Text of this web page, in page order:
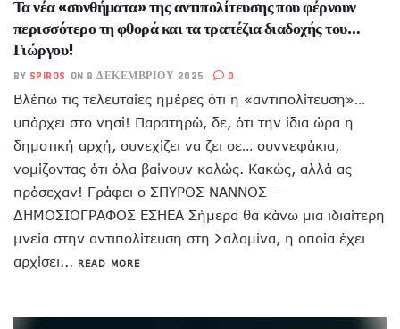
Τα νέα «συνθήματα» της αντιπολίτευσης που φέρνουν
περισσότερο τη φθορά και τα τραπέζια διαδοχής του…
Γιώργου!
BY SPIROS ON 8 ΔΕΚΕΜΒΡΊΟΥ 2025 0
Βλέπω τις τελευταίες ημέρες ότι η «αντιπολίτευση»…
υπάρχει στο νησί! Παρατηρώ, δε, ότι την ίδια ώρα η
δημοτική αρχή, συνεχίζει να ζει σε… συννεφάκια,
νομίζοντας ότι όλα βαίνουν καλώς. Κακώς, αλλά ας
πρόσεχαν! Γράφει ο ΣΠΥΡΟΣ ΝΑΝΝΟΣ –
ΔΗΜΟΣΙΟΓΡΑΦΟΣ ΕΣΗΕΑ Σήμερα θα κάνω μια ιδιαίτερη
μνεία στην αντιπολίτευση στη Σαλαμίνα, η οποία έχει
αρχίσει... READ MORE